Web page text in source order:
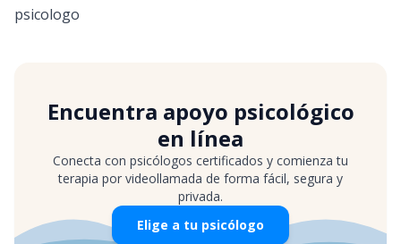
psicologo
Encuentra apoyo psicológico
en línea
Conecta con psicólogos certificados y comienza tu
terapia por videollamada de forma fácil, segura y
privada.
Elige a tu psicólogo